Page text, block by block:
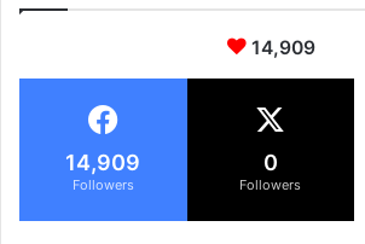
14,909
14,909
Followers
0
Followers